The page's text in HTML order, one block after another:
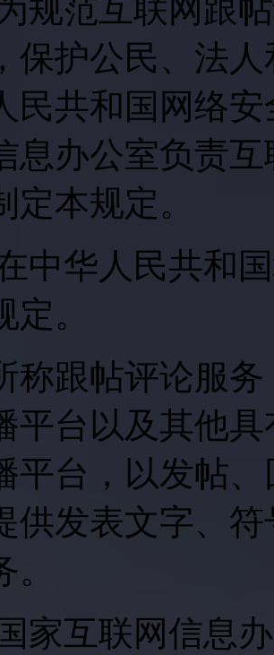
规范互联网跟
保护公民、法
民共和国网络
息办公室负责
定本规定。
中华人民共和
。
称跟帖评论服
平台以及其他
平台，以发帖
供发表文字、
家互联网信息